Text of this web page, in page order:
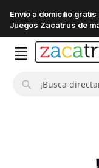
Envío a domicilio
Juegos Zacatrus de